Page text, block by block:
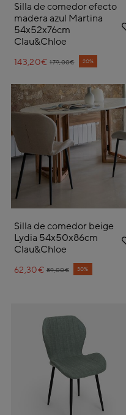
Silla de comedor efecto
madera azul Martina
54x52x76cm
Clau&Chloe
Price reduced from
179,00€
to 20%
143,20€
Silla de comedor beige
Lydia 54x50x86cm
Clau&Chloe
Price reduced from
89,00€
to 30%
62,30€